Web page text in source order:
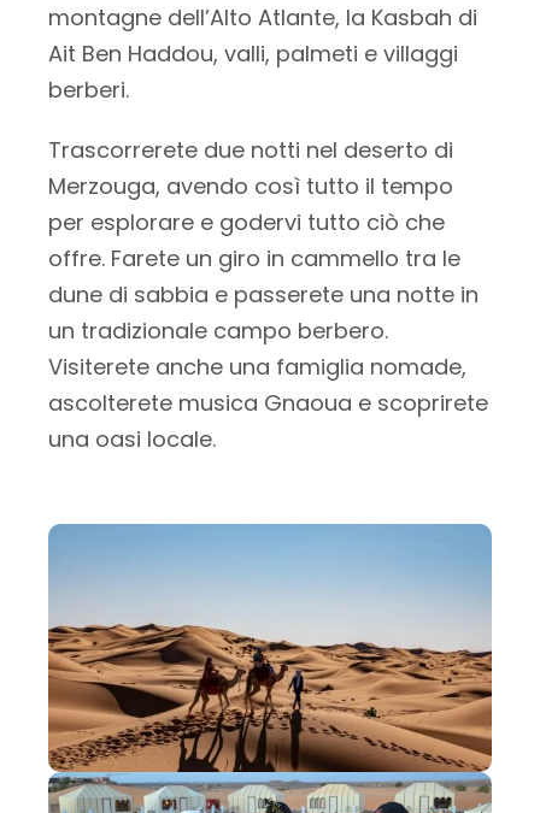
montagne dell’Alto Atlante, la Kasbah di
Ait Ben Haddou, valli, palmeti e villaggi
berberi.
Trascorrerete due notti nel deserto di
Merzouga, avendo così tutto il tempo
per esplorare e godervi tutto ciò che
offre. Farete un giro in cammello tra le
dune di sabbia e passerete una notte in
un tradizionale campo berbero.
Visiterete anche una famiglia nomade,
ascolterete musica Gnaoua e scoprirete
una oasi locale.